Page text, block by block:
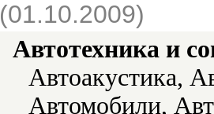
(01.10.2009)
Автотехника и
Автоакустика,
Автомобили,